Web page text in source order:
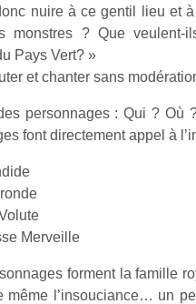
nuire à ce gentil lieu et
monstres ? Que
Pays Vert? »
et chanter sans
personnages : Qui ? Où
font directement appel à
Merveille
forment la famille
même l’insouciance… un
divertissement,
activité
physique
apprentissage…